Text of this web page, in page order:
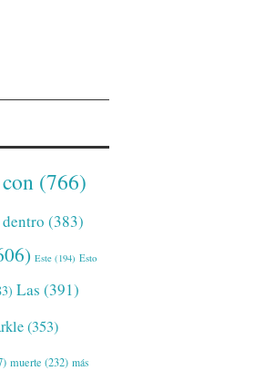
con (766)
dentro (383)
Este (194) Esto
Las (391)
(353)
muerte (232) más